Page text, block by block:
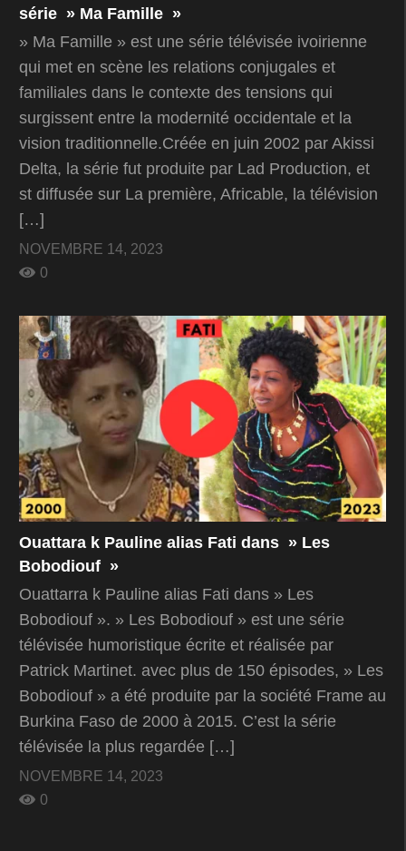
série » Ma Famille »
» Ma Famille » est une série télévisée ivoirienne
qui met en scène les relations conjugales et
familiales dans le contexte des tensions qui
surgissent entre la modernité occidentale et la
vision traditionnelle.Créée en juin 2002 par Akissi
Delta, la série fut produite par Lad Production, et
st diffusée sur La première, Africable, la télévision
[…]
NOVEMBRE 14, 2023
0
Ouattara k Pauline alias Fati dans » Les
Bobodiouf »
Ouattarra k Pauline alias Fati dans » Les
Bobodiouf ». » Les Bobodiouf » est une série
télévisée humoristique écrite et réalisée par
Patrick Martinet. avec plus de 150 épisodes, » Les
Bobodiouf » a été produite par la société Frame au
Burkina Faso de 2000 à 2015. C’est la série
télévisée la plus regardée […]
NOVEMBRE 14, 2023
0